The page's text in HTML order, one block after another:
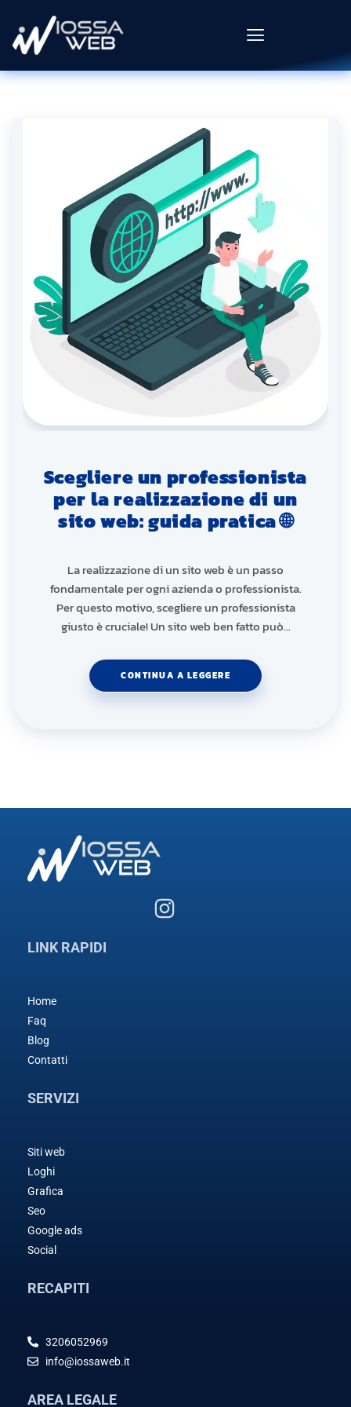
Scegliere un professionista
per la realizzazione di un
sito web: guida pratica 🌐
La realizzazione di un sito web è un passo
fondamentale per ogni azienda o professionista.
Per questo motivo, scegliere un professionista
giusto è cruciale! Un sito web ben fatto può…
CONTINUA A LEGGERE
LINK RAPIDI
Home
Faq
Blog
Contatti
SERVIZI
Siti web
Loghi
Grafica
Seo
Google ads
Social
RECAPITI
3206052969
info@iossaweb.it
AREA LEGALE